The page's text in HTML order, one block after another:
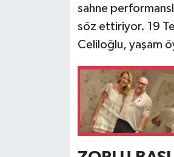
sahne
söz ettiriyor. 19
Celiloğlu, yaşam